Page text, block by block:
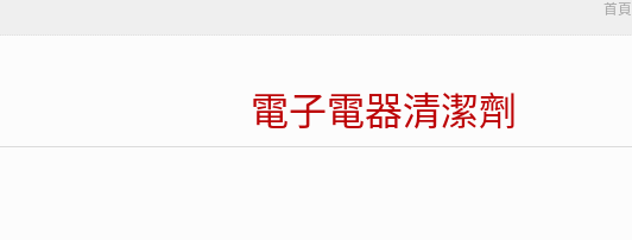
首頁
電子電器清潔劑